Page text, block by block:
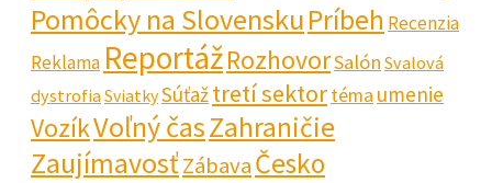
Pomôcky na SlovenskuPríbeh Recenzia
Reklama ReportážRozhovorSalón Svalová
dystrofiaSviatkySúťažtretí sektortéma umenie
VozíkVoľný časZahraničie
ZaujímavosťZábavaČesko